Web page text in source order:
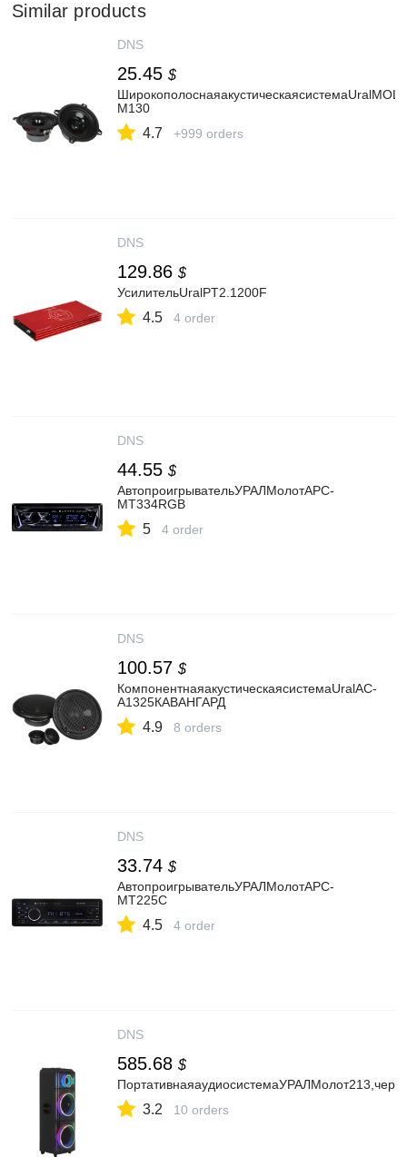
Similar products
DNS
25.45 $
М130
4.7 +999 orders
DNS
129.86 $
УсилительUralPT2.1200F
4.5 4 order
DNS
44.55 $
АвтопроигрывательУРАЛМолотАРС-
МТ334RGB
5 4 order
DNS
100.57 $
КомпонентнаяакустическаясистемаUralАС-
А1325КАВАНГАРД
4.9 8 orders
DNS
33.74 $
АвтопроигрывательУРАЛМолотАРС-
МТ225C
4.5 4 order
DNS
585.68 $
3.2 10 orders